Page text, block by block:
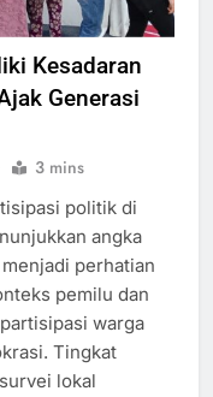
Kesadaran
Generasi
3 mins
politik di
angka
perhatian
pemilu dan
warga
Tingkat
lokal